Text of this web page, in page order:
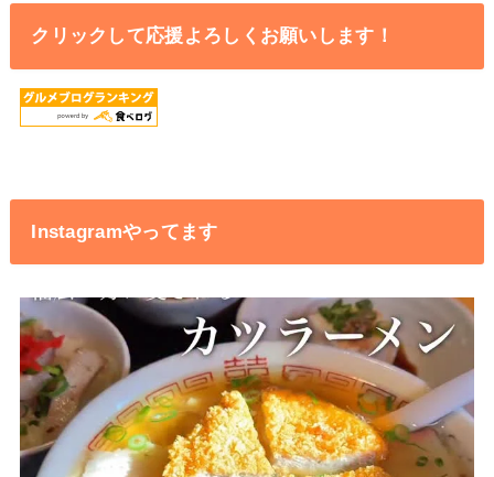
クリックして応援よろしくお願いします！
Instagramやってます